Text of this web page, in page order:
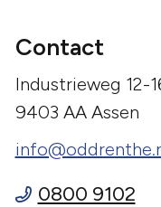
Contact
Industrieweg 12-
9403 AA Assen
0800 9102